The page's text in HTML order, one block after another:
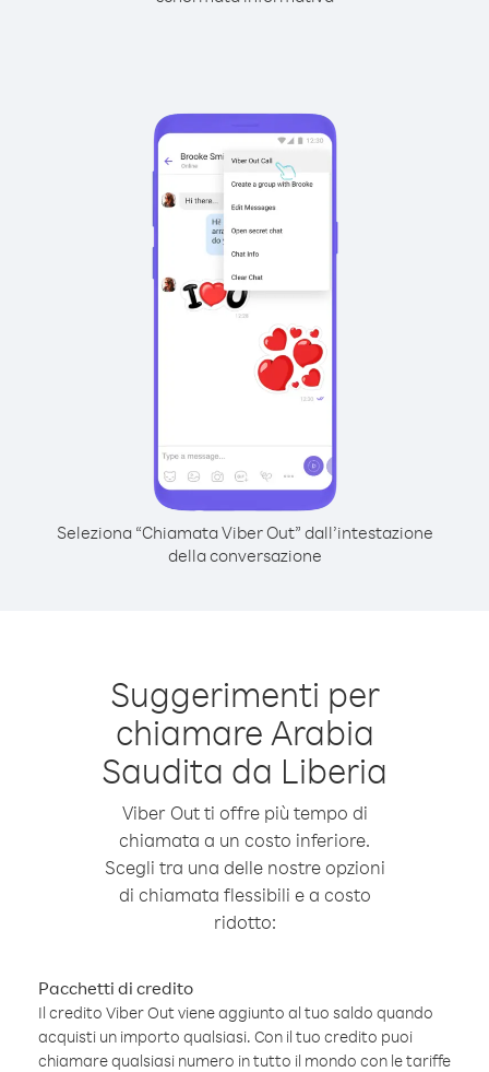
Seleziona “Chiamata Viber Out” dall’intestazione
della conversazione
Suggerimenti per
chiamare Arabia
Saudita da Liberia
Viber Out ti offre più tempo di
chiamata a un costo inferiore.
Scegli tra una delle nostre opzioni
di chiamata flessibili e a costo
ridotto:
Pacchetti di credito
Il credito Viber Out viene aggiunto al tuo saldo quando
acquisti un importo qualsiasi. Con il tuo credito puoi
chiamare qualsiasi numero in tutto il mondo con le tariffe